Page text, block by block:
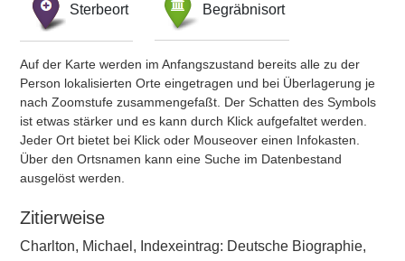
Sterbeort Begräbnisort
Auf der Karte werden im Anfangszustand bereits alle zu der
Person lokalisierten Orte eingetragen und bei Überlagerung je
nach Zoomstufe zusammengefaßt. Der Schatten des Symbols
ist etwas stärker und es kann durch Klick aufgefaltet werden.
Jeder Ort bietet bei Klick oder Mouseover einen Infokasten.
Über den Ortsnamen kann eine Suche im Datenbestand
ausgelöst werden.
Zitierweise
Charlton, Michael, Indexeintrag: Deutsche Biographie,